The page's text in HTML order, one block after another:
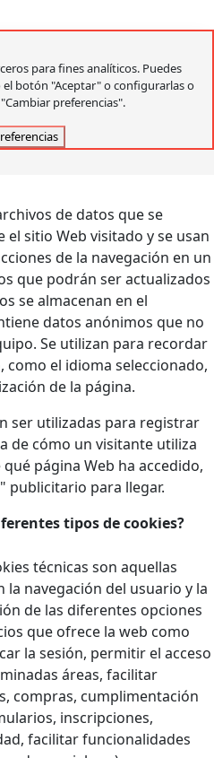
para fines analíticos. Puedes
botón "Aceptar" o configurarlas o
preferencias".
de datos que se
sitio Web visitado y se usan
de la navegación en un
que podrán ser actualizados
se almacenan en el
datos anónimos que no
Se utilizan para recordar
el idioma seleccionado,
de la página.
ser utilizadas para registrar
de cómo un visitante utiliza
página Web ha accedido,
publicitario para llegar.
tipos de cookies?
técnicas son aquellas
la navegación del usuario y la
de las diferentes opciones
que ofrece la web como
la sesión, permitir el acceso
áreas, facilitar
compras, cumplimentación
inscripciones,
facilitar funcionalidades